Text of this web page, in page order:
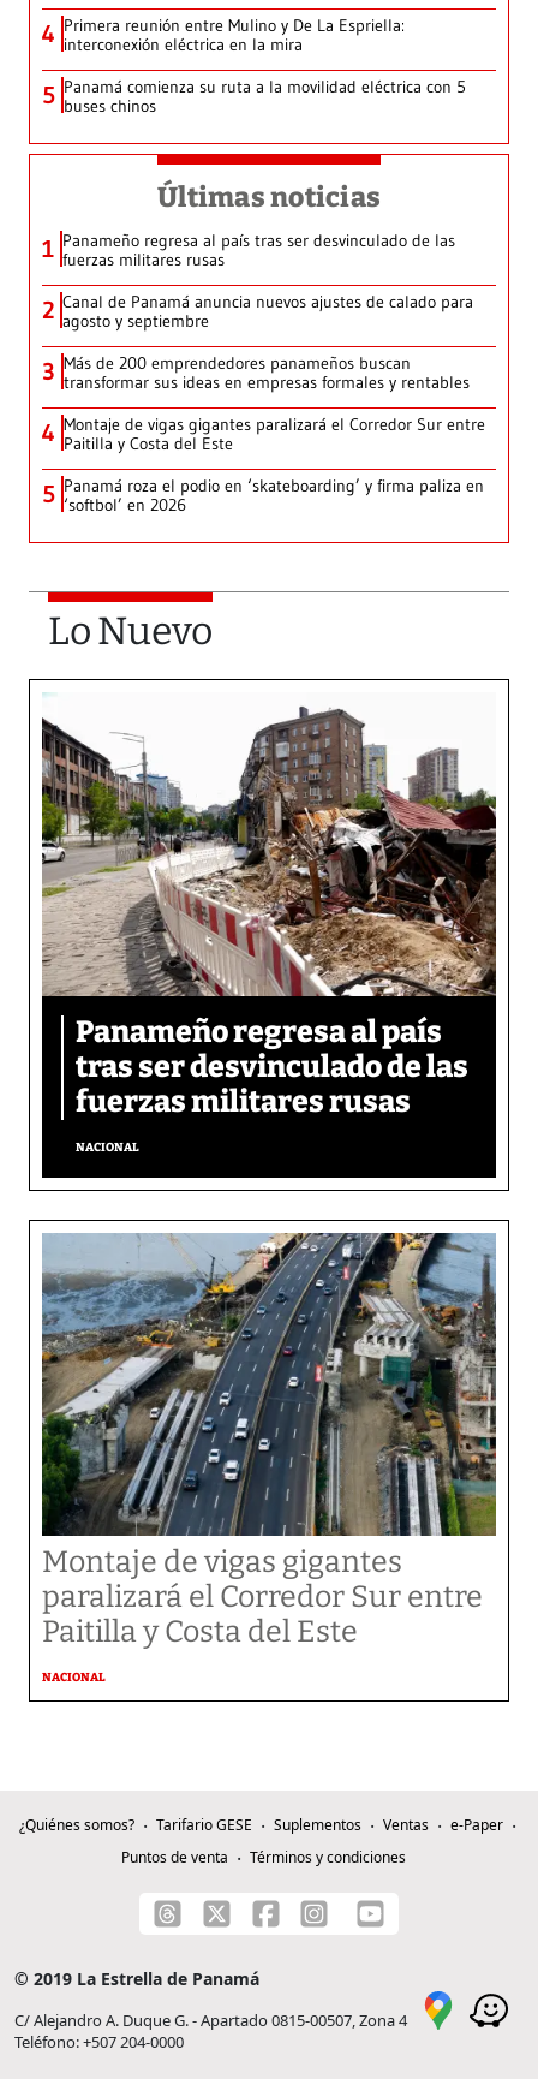
4 Primera reunión entre Mulino y De La Espriella:
interconexión eléctrica en la mira
5 Panamá comienza su ruta a la movilidad eléctrica con 5
buses chinos
Últimas noticias
1 Panameño regresa al país tras ser desvinculado de las
fuerzas militares rusas
2 Canal de Panamá anuncia nuevos ajustes de calado para
agosto y septiembre
3 Más de 200 emprendedores panameños buscan
transformar sus ideas en empresas formales y rentables
4 Montaje de vigas gigantes paralizará el Corredor Sur entre
Paitilla y Costa del Este
5 Panamá roza el podio en ‘skateboarding’ y firma paliza en
‘softbol’ en 2026
Lo Nuevo
Panameño regresa al país
tras ser desvinculado de las
fuerzas militares rusas
NACIONAL
Montaje de vigas gigantes
paralizará el Corredor Sur entre
Paitilla y Costa del Este
NACIONAL
¿Quiénes somos? Tarifario GESE Suplementos Ventas
e-Paper
Puntos de venta
Términos y condiciones
© 2019 La Estrella de Panamá
C/ Alejandro A. Duque G. - Apartado 0815-00507, Zona 4
Teléfono: +507 204-0000